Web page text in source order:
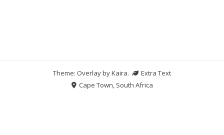
Theme: Overlay byKaira.
Extra Text
Cape Town, South Africa